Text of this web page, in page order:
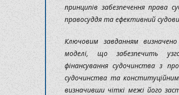
принципів забезпечення права
правосуддя та ефективний
Ключовим завданням
моделі, що забезпечить
фінансування судочинства з
судочинства та
визначивши чіткі межі його